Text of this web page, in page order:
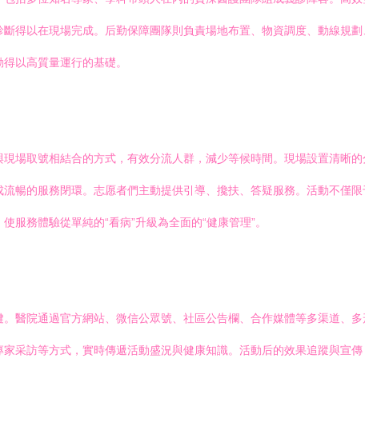
得以在現場完成。后勤保障團隊則負責場地布置、物資調度、動線規
以高質量運行的基礎。
場取號相結合的方式，有效分流人群，減少等候時間。現場設置清晰
暢的服務閉環。志愿者們主動提供引導、攙扶、答疑服務。活動不僅
務體驗從單純的“看病”升級為全面的“健康管理”。
醫院通過官方網站、微信公眾號、社區公告欄、合作媒體等多渠道、
采訪等方式，實時傳遞活動盛況與健康知識。活動后的效果追蹤與宣